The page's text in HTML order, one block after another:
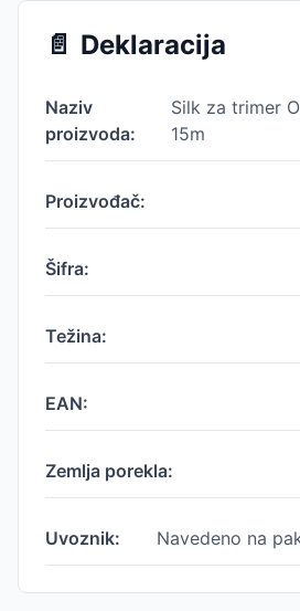
📄 Deklaracija
Naziv
proizvoda:
Silk za trimer
15m
Proizvođač:
Šifra:
Težina:
EAN:
Zemlja porekla:
Uvoznik: Navedeno na